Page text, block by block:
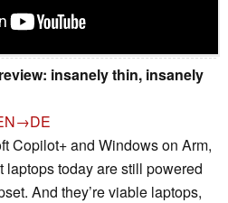
insanely thin, insanely
Copilot+ and Windows on Arm,
laptops today are still powered
And they’re viable laptops,